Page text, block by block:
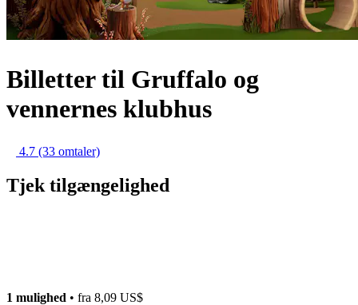
Billetter til Gruffalo og
vennernes klubhus
4.7 (33 omtaler)
Tjek tilgængelighed
1 mulighed • fra 8,09 US$